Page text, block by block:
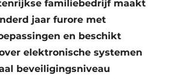
familiebedrijf maakt
jaar furore met
en beschikt
elektronische systemen
beveiligingsniveau